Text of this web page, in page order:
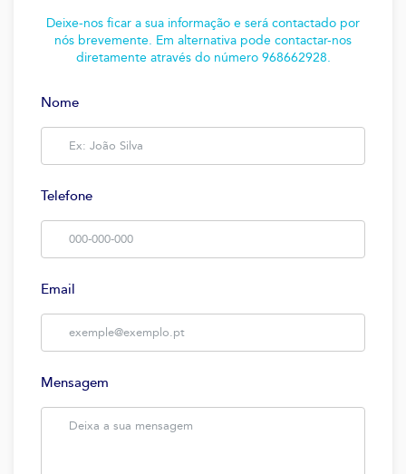
Deixe-nos ficar a sua informação e será contactado por
nós brevemente. Em alternativa pode contactar-nos
diretamente através do número 968662928.
Nome
Telefone
Email
Mensagem